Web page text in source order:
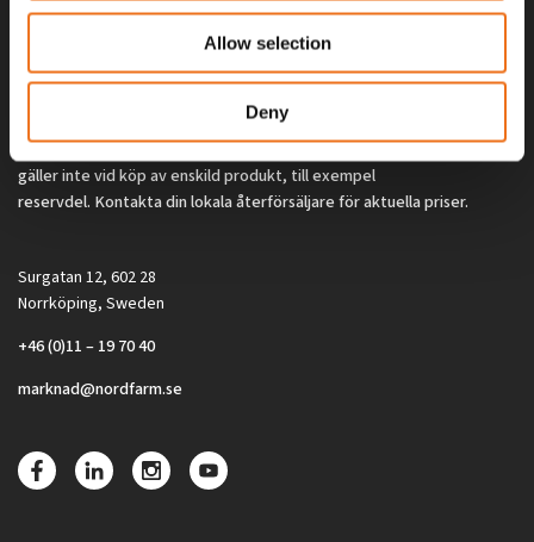
Allow selection
Deny
Alla priser på tillbehör och tillval gäller vid köp av ny maskin. Priserna
gäller inte vid köp av enskild produkt, till exempel
reservdel. Kontakta din lokala återförsäljare för aktuella priser.
Surgatan 12, 602 28
Norrköping, Sweden
+46 (0)11 – 19 70 40
marknad@nordfarm.se